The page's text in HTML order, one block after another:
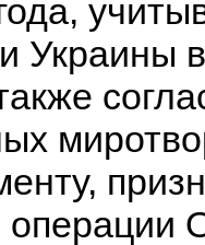
Украины
операции